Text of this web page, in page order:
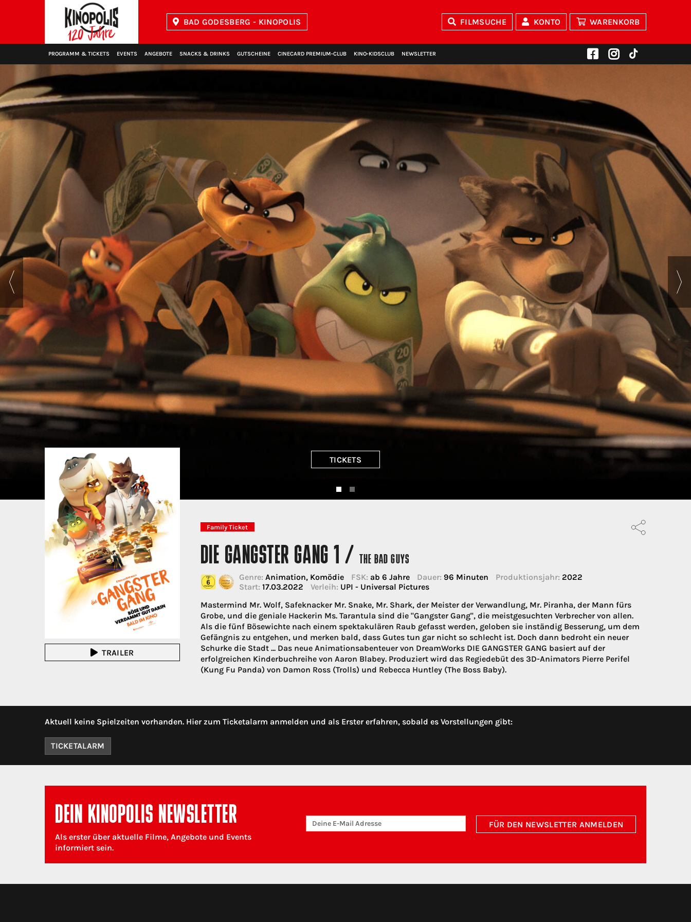
BAD GODESBERG - KINOPOLIS FILMSUCHE KONTO WARENKORB
PROGRAMM & TICKETS EVENTS ANGEBOTE SNACKS & DRINKS GUTSCHEINE CINECARD PREMIUM‑CLUB KINO‑KIDSCLUB NEWSLETTER
TICKETS
TRAILER
Family Ticket
DIE GANGSTER GANG 1 / THE BAD GUYS
Genre: Animation, Komödie FSK: ab 6 Jahre Dauer: 96 Minuten Produktionsjahr: 2022
Start: 17.03.2022 Verleih: UPI - Universal Pictures
Mastermind Mr. Wolf, Safeknacker Mr. Snake, Mr. Shark, der Meister der Verwandlung, Mr. Piranha, der Mann fürs
Grobe, und die geniale Hackerin Ms. Tarantula sind die "Gangster Gang", die meistgesuchten Verbrecher von allen.
Als die fünf Bösewichte nach einem spektakulären Raub gefasst werden, geloben sie inständig Besserung, um dem
Gefängnis zu entgehen, und merken bald, dass Gutes tun gar nicht so schlecht ist. Doch dann bedroht ein neuer
Schurke die Stadt ... Das neue Animationsabenteuer von DreamWorks DIE GANGSTER GANG basiert auf der
erfolgreichen Kinderbuchreihe von Aaron Blabey. Produziert wird das Regiedebüt des 3D-Animators Pierre Perifel
(Kung Fu Panda) von Damon Ross (Trolls) und Rebecca Huntley (The Boss Baby).
Aktuell keine Spielzeiten vorhanden. Hier zum Ticketalarm anmelden und als Erster erfahren, sobald es Vorstellungen gibt:
TICKETALARM
DEIN KINOPOLIS NEWSLETTER
Als erster über aktuelle Filme, Angebote und Events
informiert sein.
FÜR DEN NEWSLETTER ANMELDEN